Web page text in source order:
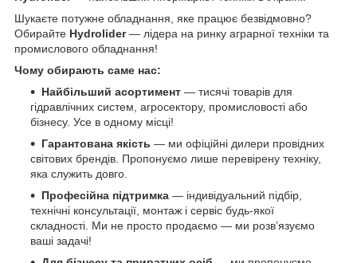
Шукаєте потужне обладнання, яке працює безвідмовно?
Обирайте Hydrolider— лідера на ринку аграрної техніки та
промислового обладнання!
Чому обирають саме нас:
Найбільший асортимент — тисячі товарів для
гідравлічних систем, агросектору, промисловості або
бізнесу. Усе в одному місці!
Гарантована якість — ми офіційні дилери провідних
світових брендів. Пропонуємо лише перевірену техніку,
яка служить довго.
Професійна підтримка — індивідуальний підбір,
технічні консультації, монтаж і сервіс будь-якої
складності. Ми не просто продаємо — ми розв’язуємо
ваші задачі!